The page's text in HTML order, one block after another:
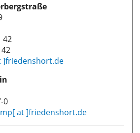
42
]friedenshort.de
0
at ]friedenshort.de